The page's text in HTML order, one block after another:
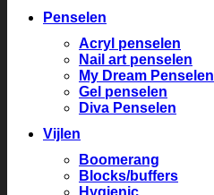
Penselen
Acryl penselen
Nail art penselen
My Dream Penselen
Gel penselen
Diva Penselen
Vijlen
Boomerang
Blocks/buffers
Hygienic